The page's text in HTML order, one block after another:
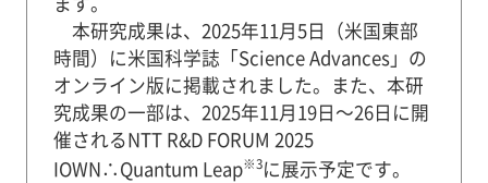
本研究成果は、2025年11月5日（米国東部
時間）に米国科学誌「Science Advances」の
オンライン版に掲載されました。また、本研
究成果の一部は、2025年11月19日～26日に開
催されるNTT R&D FORUM 2025
IOWN∴Quantum Leap※3に展示予定です。